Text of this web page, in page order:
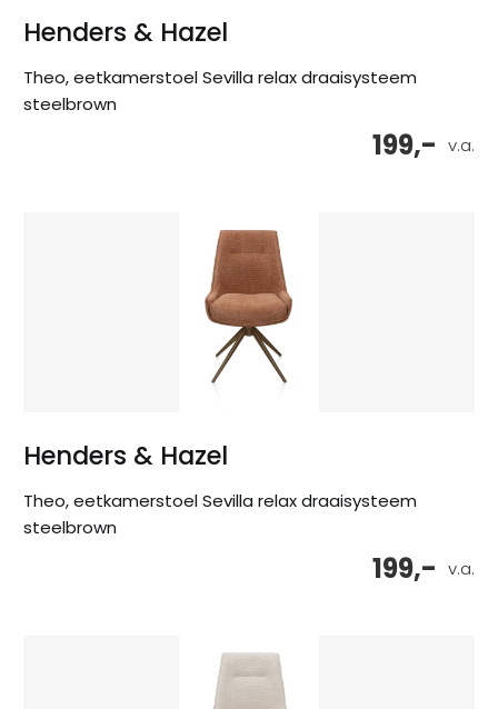
Henders & Hazel
Theo, eetkamerstoel Sevilla relax draaisysteem
steelbrown
v.a.
199,-
Henders & Hazel
Theo, eetkamerstoel Sevilla relax draaisysteem
steelbrown
v.a.
199,-